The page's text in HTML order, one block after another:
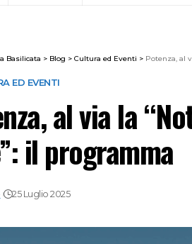
Basilicata > Blog > Cultura ed Eventi > Potenza, al
ED EVENTI
al via la
il programma
25 Luglio 2025